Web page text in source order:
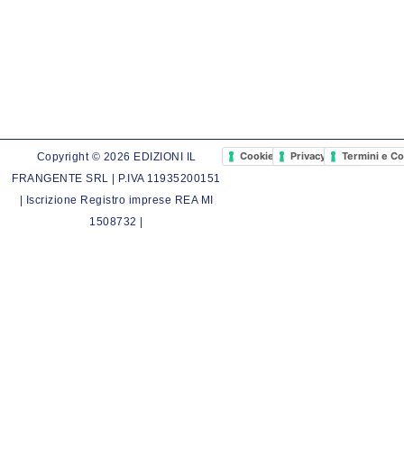
Copyright © 2026 EDIZIONI IL
FRANGENTE SRL | P.IVA 11935200151
| Iscrizione Registro imprese REA MI
1508732 |
Cookie PolicyPrivacy PolicyTermini e